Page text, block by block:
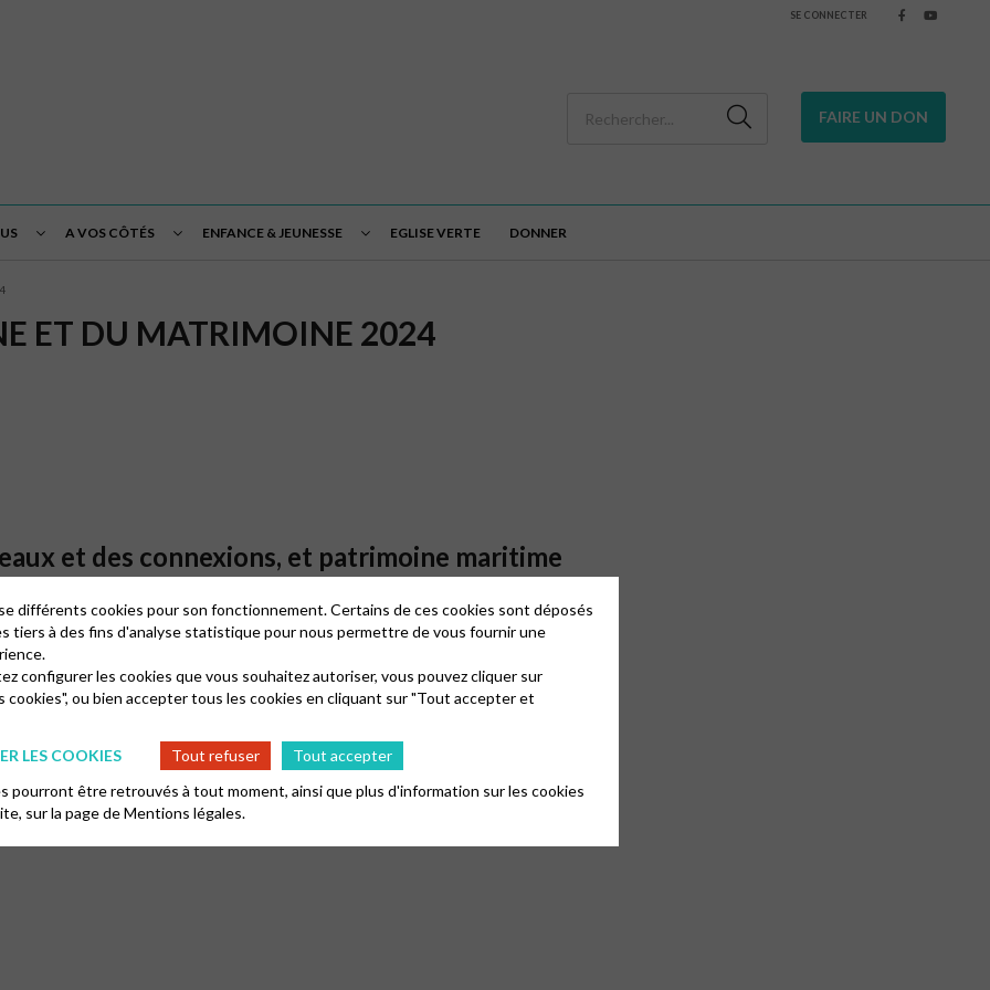
SE CONNECTER
FAIRE UN DON
A VOS CÔTÉS ENFANCE & JEUNESSE EGLISE VERTE DONNER
ET DU MATRIMOINE 2024
et des connexions, et patrimoine maritime
et en Loire Atlantique »
à nos jours).
différents cookies pour son fonctionnement. Certains de ces cookies sont déposés
tiers à des fins d'analyse statistique pour nous permettre de vous fournir une
configurer les cookies que vous souhaitez autoriser, vous pouvez cliquer sur
cookies", ou bien accepter tous les cookies en cliquant sur "Tout accepter et
LES COOKIES
Tout refuser
Tout accepter
pourront être retrouvés à tout moment, ainsi que plus d'information sur les cookies
sur la page deMentions légales.